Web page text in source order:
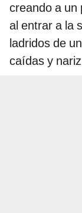
creando a un
al entrar a la
ladridos de
caídas y